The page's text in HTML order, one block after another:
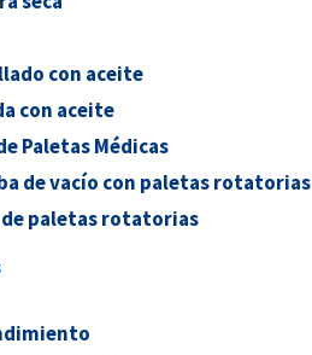
con aceite
con aceite
Paletas Médicas
de vacío con paletas rotatorias
de paletas rotatorias